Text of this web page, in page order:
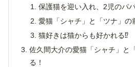
保護猫を迎い入れ、2児のパ
愛猫「シャチ」と「ツナ」の
猫好きは猫からも好かれる⁉
佐久間大介の愛猫「シャチ」と
る！